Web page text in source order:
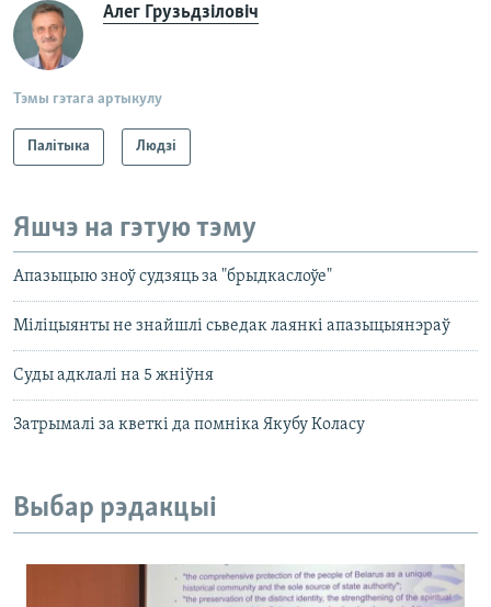
Алег Грузьдзіловіч
Тэмы гэтага артыкулу
Палітыка Людзі
Яшчэ на гэтую тэму
Апазыцыю зноў судзяць за "брыдкаслоўе"
Міліцыянты не знайшлі сьведак лаянкі апазыцыянэраў
Суды адклалі на 5 жніўня
Затрымалі за кветкі да помніка Якубу Коласу
Выбар рэдакцыі